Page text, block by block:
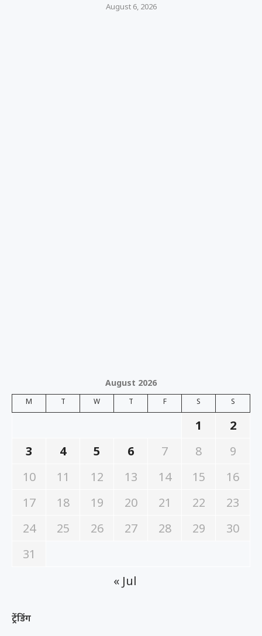
August 6, 2026
August 2026
M T W T F S S
1
2
3
4 5 6 7 8
9
10
11 12 13 14 15
16
17
18 19 20 21 22
23
24
25 26 27 28 29
30
31
« Jul
ट्रेंडिंग